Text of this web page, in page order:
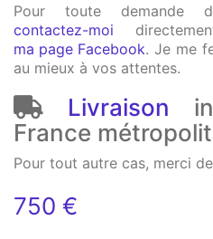
Pour toute demande
contactez-moi
ma page Facebook. Je me
au mieux à vos attentes.
Livraison
France
Pour tout autre cas, merci
750 €